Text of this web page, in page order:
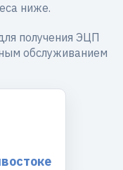
ниже.
получения ЭЦП
обслуживанием